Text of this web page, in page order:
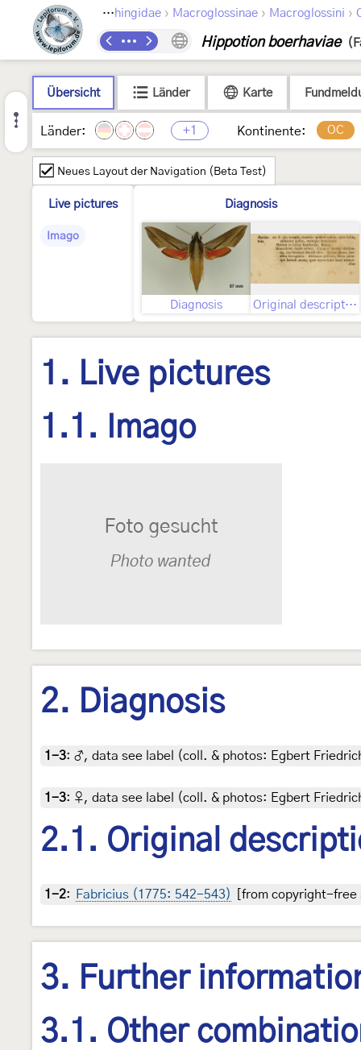
Bombycoidea Sphingidae › Macroglossinae › Macroglossini ›
Hippotion boerhaviae
Übersicht Länder Karte
Länder: +1 Kontinente: OC
Neues Layout der Navigation (Beta Test)
Live pictures
Imago
Diagnosis
Diagnosis Original description
1. Live pictures
1.1. Imago
2. Diagnosis
1-3: ♂, data see label (coll. & photos: Egbert
1-3: ♀, data see label (coll. & photos: Egbert
2.1. Original
1-2: Fabricius (1775: 542-543) [from copyright-
3. Further
3.1. Other